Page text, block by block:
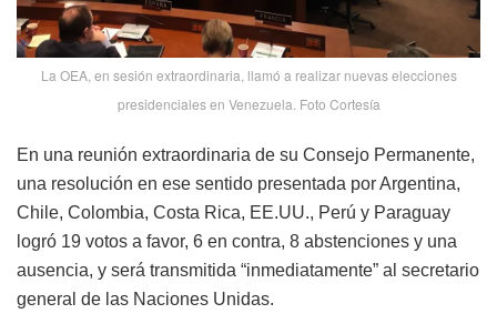
La OEA, en sesión extraordinaria, llamó a realizar nuevas elecciones
presidenciales en Venezuela. Foto Cortesía
En una reunión extraordinaria de su Consejo Permanente,
una resolución en ese sentido presentada por Argentina,
Chile, Colombia, Costa Rica, EE.UU., Perú y Paraguay
logró 19 votos a favor, 6 en contra, 8 abstenciones y una
ausencia, y será transmitida “inmediatamente” al secretario
general de las Naciones Unidas.